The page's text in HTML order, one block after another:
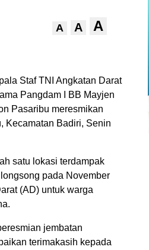
A A A
Staf TNI Angkatan Darat
Pangdam I BB Mayjen
Pasaribu meresmikan
Kecamatan Badiri, Senin
satu lokasi terdampak
pada November
(AD) untuk warga
jembatan
terimakasih kepada